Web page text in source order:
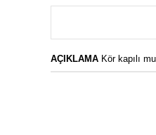
AÇIKLAMA Kör kapılı